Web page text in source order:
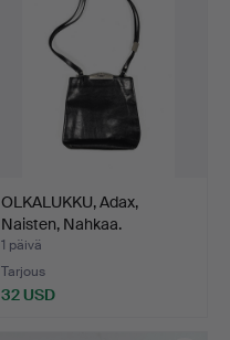
OLKALUKKU, Adax,
Naisten, Nahkaa.
1 päivä
Tarjous
32 USD